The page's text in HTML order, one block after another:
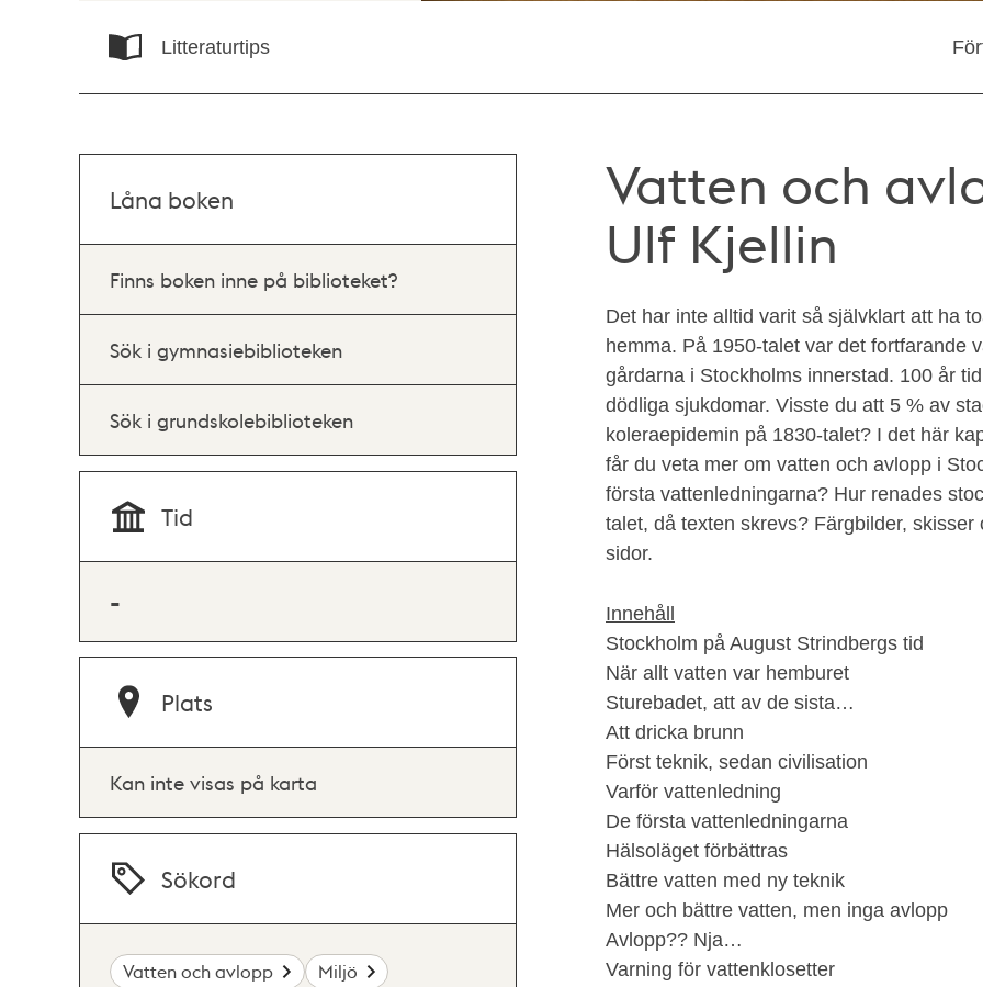
Litteraturtips
Vatten och
Ulf Kjellin
Det har inte alltid varit så självklart att ha
hemma. På 1950-talet var det fortfarande
gårdarna i Stockholms innerstad. 100 år
dödliga sjukdomar. Visste du att 5 % av
koleraepidemin på 1830-talet? I det här
får du veta mer om vatten och avlopp i
första vattenledningarna? Hur renades
talet, då texten skrevs? Färgbilder,
sidor.
Innehåll
Stockholm på August Strindbergs tid
När allt vatten var hemburet
Sturebadet, att av de sista…
Att dricka brunn
Först teknik, sedan civilisation
Varför vattenledning
De första vattenledningarna
Hälsoläget förbättras
Bättre vatten med ny teknik
Mer och bättre vatten, men inga avlopp
Avlopp?? Nja…
Varning för vattenklosetter
Låna boken
Finns boken inne på biblioteket?
Sök i gymnasiebiblioteken
Sök i grundskolebiblioteken
Tid
-
Plats
Kan inte visas på karta
Sökord
Vatten och avlopp
Miljö